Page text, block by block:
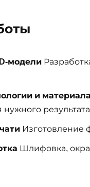
модели
и материала
Изготовление
Шлифовка,